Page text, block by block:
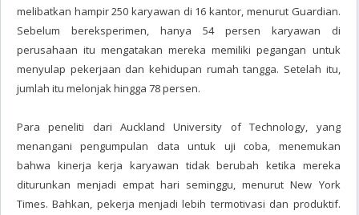
melibatkan hampir 250 karyawan di 16 kantor, menurut Guardian.
Sebelum bereksperimen, hanya 54 persen karyawan di
perusahaan itu mengatakan mereka memiliki pegangan untuk
menyulap pekerjaan dan kehidupan rumah tangga. Setelah itu,
jumlah itu melonjak hingga 78 persen.
Para peneliti dari Auckland University of Technology, yang
menangani pengumpulan data untuk uji coba, menemukan
bahwa kinerja kerja karyawan tidak berubah ketika mereka
diturunkan menjadi empat hari seminggu, menurut New York
Times. Bahkan, pekerja menjadi lebih termotivasi dan produktif.